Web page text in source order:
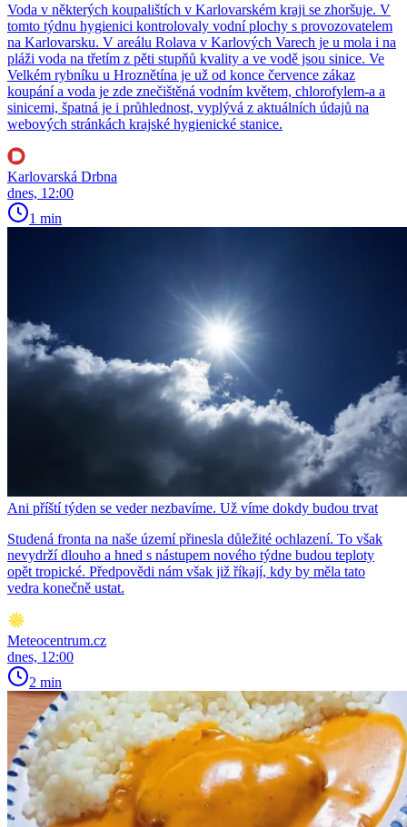
Voda v některých koupalištích v Karlovarském kraji se zhoršuje. V
tomto týdnu hygienici kontrolovaly vodní plochy s provozovatelem
na Karlovarsku. V areálu Rolava v Karlových Varech je u mola i na
pláži voda na třetím z pěti stupňů kvality a ve vodě jsou sinice. Ve
Velkém rybníku u Hroznětína je už od konce července zákaz
koupání a voda je zde znečištěná vodním květem, chlorofylem-a a
sinicemi, špatná je i průhlednost, vyplývá z aktuálních údajů na
webových stránkách krajské hygienické stanice.
Karlovarská Drbna
dnes, 12:00
1 min
Ani příští týden se veder nezbavíme. Už víme dokdy budou trvat
Studená fronta na naše území přinesla důležité ochlazení. To však
nevydrží dlouho a hned s nástupem nového týdne budou teploty
opět tropické. Předpovědi nám však již říkají, kdy by měla tato
vedra konečně ustat.
Meteocentrum.cz
dnes, 12:00
2 min